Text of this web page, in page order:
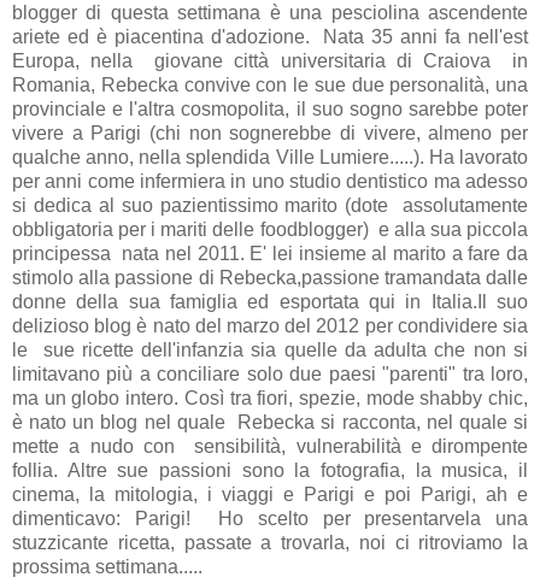
blogger di questa settimana è una pesciolina ascendente
ariete ed è piacentina d'adozione. Nata 35 anni fa nell'est
Europa, nella giovane città universitaria di Craiova in
Romania, Rebecka convive con le sue due personalità, una
provinciale e l'altra cosmopolita, il suo sogno sarebbe poter
vivere a Parigi (chi non sognerebbe di vivere, almeno per
qualche anno, nella splendida Ville Lumiere.....). Ha lavorato
per anni come infermiera in uno studio dentistico ma adesso
si dedica al suo pazientissimo marito (dote assolutamente
obbligatoria per i mariti delle foodblogger) e alla sua piccola
principessa nata nel 2011. E' lei insieme al marito a fare da
stimolo alla passione di Rebecka,passione tramandata dalle
donne della sua famiglia ed esportata qui in Italia.Il suo
delizioso blog è nato del marzo del 2012 per condividere sia
le sue ricette dell'infanzia sia quelleda adulta che non si
limitavano più a conciliare solo due paesi "parenti" tra loro,
ma un globo intero. Così tra fiori, spezie, mode shabby chic,
è nato un blog nel quale Rebecka si racconta, nel quale si
mette a nudo con sensibilità, vulnerabilità e dirompente
follia. Altre sue passioni sono la fotografia, la musica, il
cinema, la mitologia, i viaggi e Parigi e poi Parigi, ah e
dimenticavo: Parigi! Ho scelto per presentarvela una
stuzzicante ricetta, passate a trovarla, noi ci ritroviamo la
prossima settimana.....